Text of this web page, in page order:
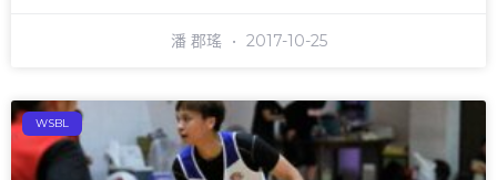
潘 郡瑤 2017-10-25
WSBL